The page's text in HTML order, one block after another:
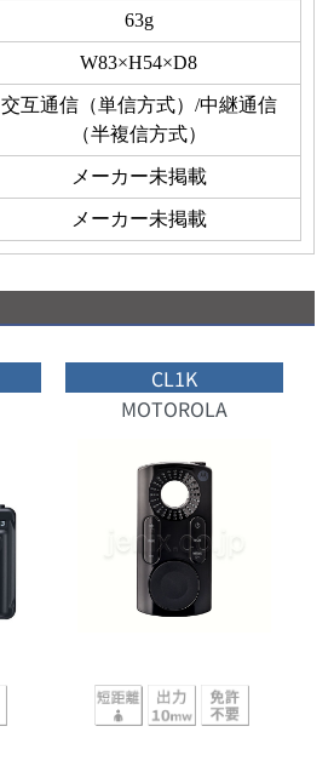
63g
W83×H54×D8
交互通信（単信方式）/中継通信
（半複信方式）
メーカー未掲載
メーカー未掲載
CL1K
MOTOROLA